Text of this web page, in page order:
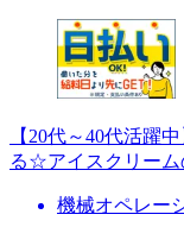
【20代～40代活躍
る☆アイスクリーム
機械オペレー